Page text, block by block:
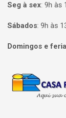
Seg à sex: 9h às
Sábados: 9h às
Domingos e
Página inicial